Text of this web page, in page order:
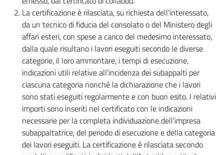
La certificazione è rilasciata, su richiesta dell’interessato,
da un tecnico di fiducia del consolato o del Ministero degli
affari esteri, con spese a carico del medesimo interessato,
dalla quale risultano i lavori eseguiti secondo le diverse
categorie, il loro ammontare, i tempi di esecuzione,
indicazioni utili relative all’incidenza dei subappalti per
ciascuna categoria nonché la dichiarazione che i lavori
sono stati eseguiti regolarmente e con buon esito. I relativi
importi sono inseriti nel certificato con le indicazioni
necessarie per la completa individuazione dell’impresa
subappaltatrice, del periodo di esecuzione e della categoria
dei lavori eseguiti. La certificazione è rilasciata secondo